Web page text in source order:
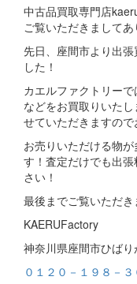
中古品買取専門店
ご覧いただきましてあ
先日、座間市より出
した！
カエルファクトリー
などをお買取りいた
せていただきますの
お売りいただける物
す！査定だけでも出
さい！
最後までご覧いただき
KAERUFactory
神奈川県座間市ひば
０１２０－１９８－３